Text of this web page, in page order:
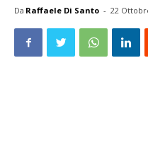
Da Raffaele Di Santo - 22